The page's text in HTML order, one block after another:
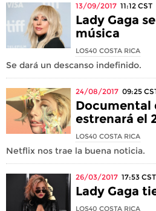
13/09/2017 11:12 CST
Lady Gaga
música
LOS40 COSTA RICA
Se dará un descanso indefinido.
24/08/2017 09:25
Documental
estrenará el
LOS40 COSTA RICA
Netflix nos trae la buena noticia.
26/03/2017 17:53 CST
Lady Gaga
LOS40 COSTA RICA